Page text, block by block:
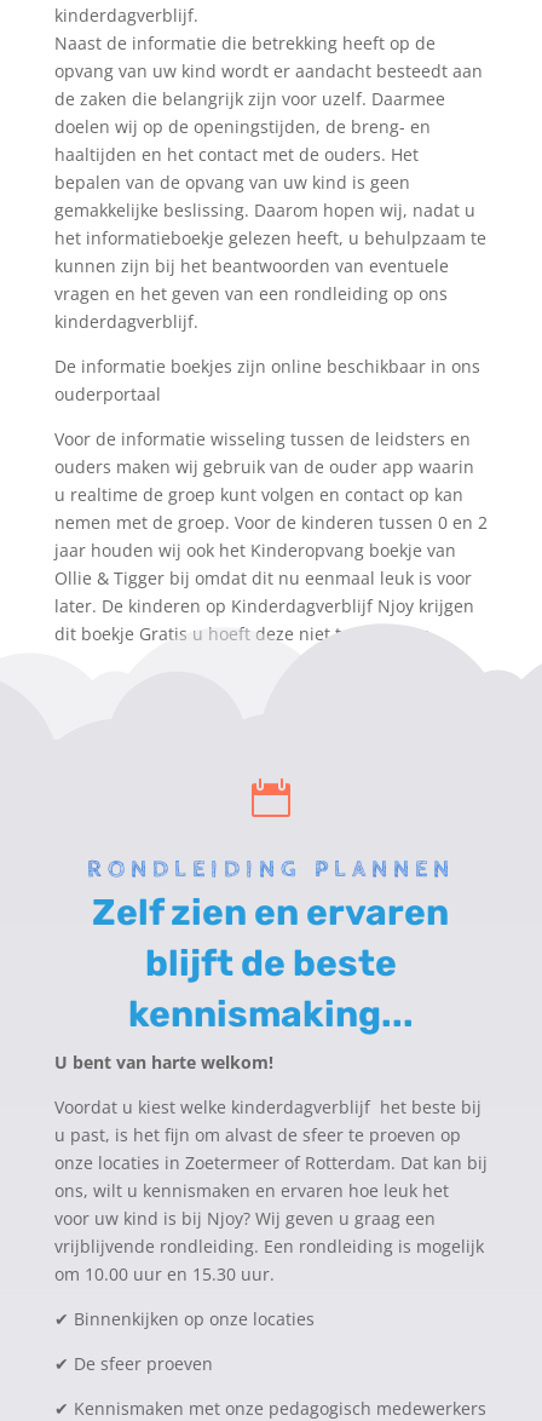
kinderdagverblijf.
Naast de informatie die betrekking heeft op de
opvang van uw kind wordt er aandacht besteedt aan
de zaken die belangrijk zijn voor uzelf. Daarmee
doelen wij op de openingstijden, de breng- en
haaltijden en het contact met de ouders. Het
bepalen van de opvang van uw kind is geen
gemakkelijke beslissing. Daarom hopen wij, nadat u
het informatieboekje gelezen heeft, u behulpzaam te
kunnen zijn bij het beantwoorden van eventuele
vragen en het geven van een rondleiding op ons
kinderdagverblijf.
De informatie boekjes zijn online beschikbaar in ons
ouderportaal
Voor de informatie wisseling tussen de leidsters en
ouders maken wij gebruik van de ouder app waarin
u realtime de groep kunt volgen en contact op kan
nemen met de groep. Voor de kinderen tussen 0 en 2
jaar houden wij ook het Kinderopvang boekje van
Ollie & Tigger bij omdat dit nu eenmaal leuk is voor
later. De kinderen op Kinderdagverblijf Njoy krijgen
dit boekje Gratis u hoeft deze niet te bestellen.

RONDLEIDING PLANNEN
Zelf zien en ervaren
blijft de beste
kennismaking...
U bent van harte welkom!
Voordat u kiest welke kinderdagverblijf het beste bij
u past, is het fijn om alvast de sfeer te proeven op
onze locaties in Zoetermeer of Rotterdam. Dat kan bij
ons, wilt u kennismaken en ervaren hoe leuk het
voor uw kind is bij Njoy? Wij geven u graag een
vrijblijvende rondleiding. Een rondleiding is mogelijk
om 10.00 uur en 15.30 uur.
✔ Binnenkijken op onze locaties
✔ De sfeer proeven
✔ Kennismaken met onze pedagogisch medewerkers